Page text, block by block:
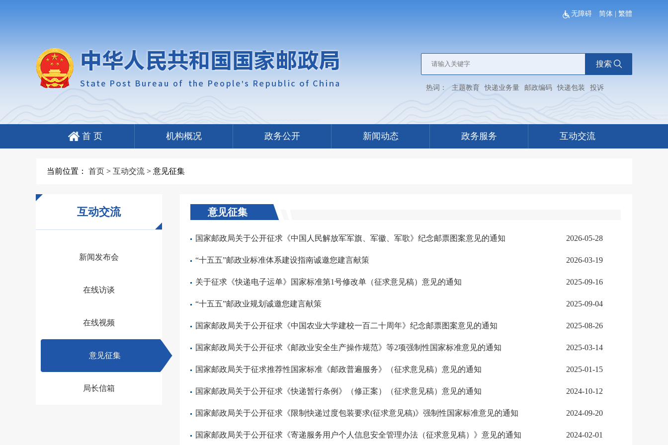
无障碍 简体 繁體
搜索
热词： 主题教育 快递业务量 邮政编码 快递包装 投诉
首 页 机构概况 政务公开 新闻动态 政务服务 互动交流
当前位置： 首页> 互动交流> 意见征集
互动交流
新闻发布会
在线访谈
在线视频
意见征集
局长信箱
意见征集
国家邮政局关于公开征求《中国人民解放军军旗、军徽、军歌》纪念邮票图案意见的通知 2026-05-28
“十五五”邮政业标准体系建设指南诚邀您建言献策 2026-03-19
关于征求《快递电子运单》国家标准第1号修改单（征求意见稿）意见的通知 2025-09-16
“十五五”邮政业规划诚邀您建言献策 2025-09-04
国家邮政局关于公开征求《中国农业大学建校一百二十周年》纪念邮票图案意见的通知 2025-08-26
国家邮政局关于公开征求《邮政业安全生产操作规范》等2项强制性国家标准意见的通知 2025-03-14
国家邮政局关于征求推荐性国家标准《邮政普遍服务》（征求意见稿）意见的通知 2025-01-15
国家邮政局关于公开征求《快递暂行条例》（修正案）（征求意见稿）意见的通知 2024-10-12
国家邮政局关于公开征求《限制快递过度包装要求(征求意见稿)》强制性国家标准意见的通知 2024-09-20
国家邮政局关于公开征求《寄递服务用户个人信息安全管理办法（征求意见稿）》意见的通知 2024-02-01